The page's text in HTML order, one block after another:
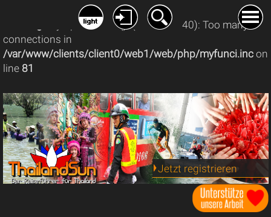
: mysqli_connect(): (08004/1040): Too many
connections in
/var/www/clients/client0/web1/web/php/myfunci.inc on
line 81
Jetzt registrieren